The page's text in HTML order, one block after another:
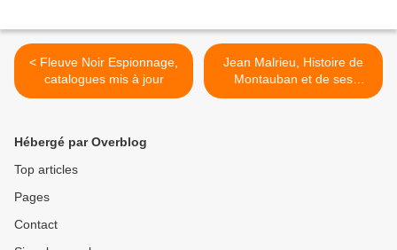
< Fleuve Noir Espionnage,
catalogues mis à jour
Jean Malrieu, Histoire de
Montauban et de ses
cantons >
Hébergé par Overblog
Top articles
Pages
Contact